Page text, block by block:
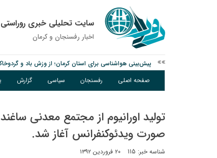
سایت تحلیلی خبری روراستی
اخبار رفسنجان و كرمان
پیش‌بینی هواشناسی برای استان کرمان؛ از وزش باد و
مس رفسنجان در انتظار رأی CAS؛ آغاز تمرینات از هفته آینده
پیام رئیس کل دادگستری استان کرمان به مناسبت ۱۷ مردادماه سالروز شهادت شهید صارمی و روز خبرنگار
صفحه اصلی رفسنجان سیاسی گزارش
تولید اورانیوم از مجتمع معدنی
صورت ویدئوکنفرانس آغاز شد.
شناسه خبر: 115 ۲۰ فروردین ۱۳۹۲